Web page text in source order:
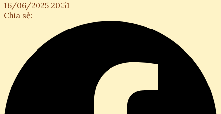
16/06/2025 20:51
Chia sẻ: